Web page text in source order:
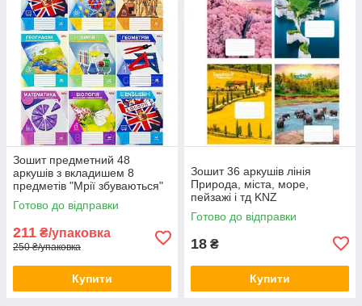
Зошит предметний 48
аркушів з вкладишем 8
предметів "Мрії збуваються"
KNZ
Готово до відправки
211 ₴/упаковка
250 ₴/упаковка
Купити
Зошит 36 аркушів лінія
Природа, міста, море,
пейзажі і тд KNZ
Готово до відправки
18 ₴
Купити